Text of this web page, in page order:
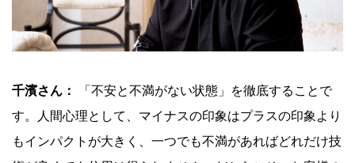
千濱さん：
「不安と不満がない状態」を徹底することで
す。人間心理として、マイナスの印象はプラスの印象より
もインパクトが大きく、一つでも不満があればどれだけ技